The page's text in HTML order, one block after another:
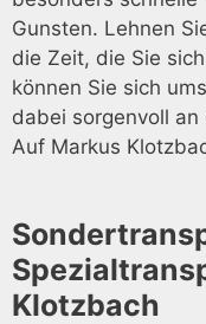
Gunsten. Lehnen
die Zeit, die Sie
können Sie sich
dabei sorgenvoll
Auf Markus
Klotzbach